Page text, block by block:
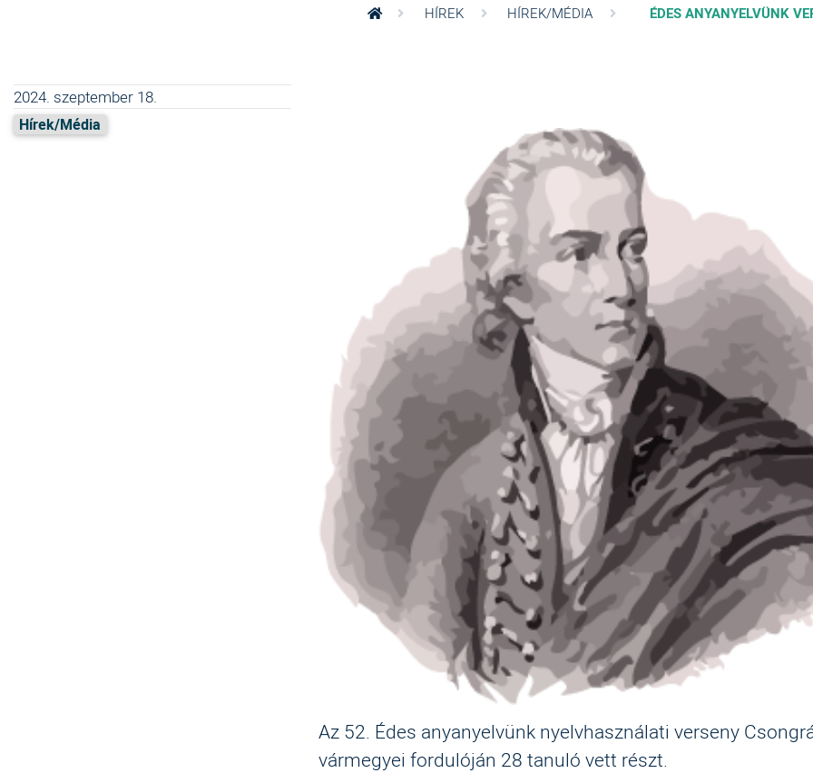
HÍREK HÍREK/MÉDIA ÉDES ANYANYELVÜNK
Az 52. Édes anyanyelvünk nyelvhasználati verseny
vármegyei fordulóján 28 tanuló vett részt.
2024. szeptember 18.
Hírek/Média